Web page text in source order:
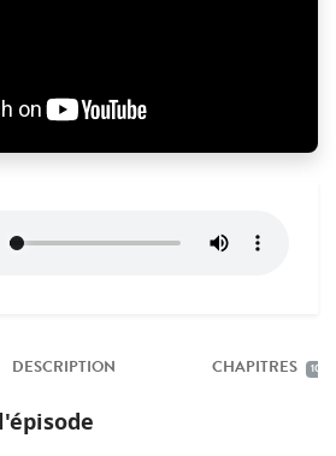
DESCRIPTION CHAPITRES 10